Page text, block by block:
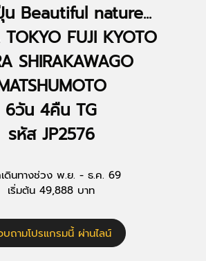
Beautiful nature...
FUJI KYOTO
SHIRAKAWAGO
6วัน 4คืน TG
รหัส JP2576
ดินทางช่วง พ.ย. - ธ.ค. 69
เริ่มต้น 49,888 บาท
บถามโปรแกรมนี้ ผ่านไลน์